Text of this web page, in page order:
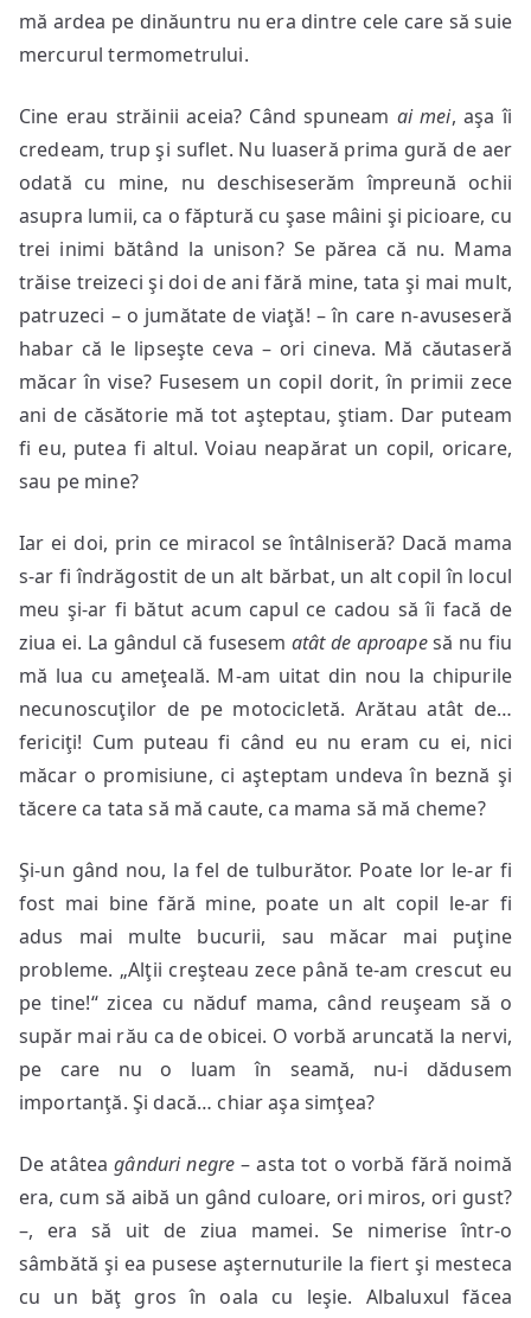
mă ardea pe dinăuntru nu era dintre cele care să suie
mercurul termometrului.
Cine erau străinii aceia? Când spuneam ai mei, aşa îi
credeam, trup şi suflet. Nu luaseră prima gură de aer
odată cu mine, nu deschiseserăm împreună ochii
asupra lumii, ca o făptură cu şase mâini şi picioare, cu
trei inimi bătând la unison? Se părea că nu. Mama
trăise treizeci şi doi de ani fără mine, tata şi mai mult,
patruzeci – o jumătate de viaţă! – în care n-avuseseră
habar că le lipseşte ceva – ori cineva. Mă căutaseră
măcar în vise? Fusesem un copil dorit, în primii zece
ani de căsătorie mă tot aşteptau, ştiam. Dar puteam
fi eu, putea fi altul. Voiau neapărat un copil, oricare,
sau pe mine?
Iar ei doi, prin ce miracol se întâlniseră? Dacă mama
s-ar fi îndrăgostit de un alt bărbat, un alt copil în locul
meu şi-ar fi bătut acum capul ce cadou să îi facă de
ziua ei. La gândul că fusesem atât de aproapesă nu fiu
mă lua cu ameţeală. M-am uitat din nou la chipurile
necunoscuţilor de pe motocicletă. Arătau atât de…
fericiţi! Cum puteau fi când eu nu eram cu ei, nici
măcar o promisiune, ci aşteptam undeva în beznă şi
tăcere ca tata să mă caute, ca mama să mă cheme?
Şi-un gând nou, la fel de tulburător. Poate lor le-ar fi
fost mai bine fără mine, poate un alt copil le-ar fi
adus mai multe bucurii, sau măcar mai puţine
probleme. „Alţii creşteau zece până te-am crescut eu
pe tine!“ zicea cu năduf mama, când reuşeam să o
supăr mai rău ca de obicei. O vorbă aruncată la nervi,
pe care nu o luam în seamă, nu-i dădusem
importanţă. Şi dacă… chiar aşa simţea?
De atâteagânduri negre – asta tot o vorbă fără noimă
era, cum să aibă un gând culoare, ori miros, ori gust?
–, era să uit de ziua mamei. Se nimerise într-o
sâmbătă şi ea pusese aşternuturile la fiert şi mesteca
cu un băţ gros în oala cu leşie. Albaluxul făcea